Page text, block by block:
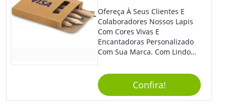
Ofereça À Seus Clientes E
Colaboradores Nossos Lapis
Com Cores Vivas E
Encantadoras Personalizado
Com Sua Marca. Com Lindo
Para Diversas Ocasiões.
Perfeito, Não É?!
Confira!